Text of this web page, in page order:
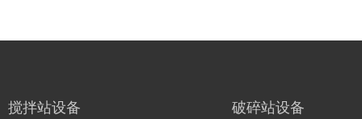
搅拌站设备 破碎站设备